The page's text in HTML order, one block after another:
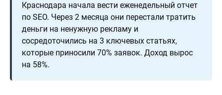
Краснодара начала вести еженедельный отчет
по SEO. Через 2 месяца они перестали тратить
деньги на ненужную рекламу и
сосредоточились на 3 ключевых статьях,
которые приносили 70% заявок. Доход вырос
на 58%.